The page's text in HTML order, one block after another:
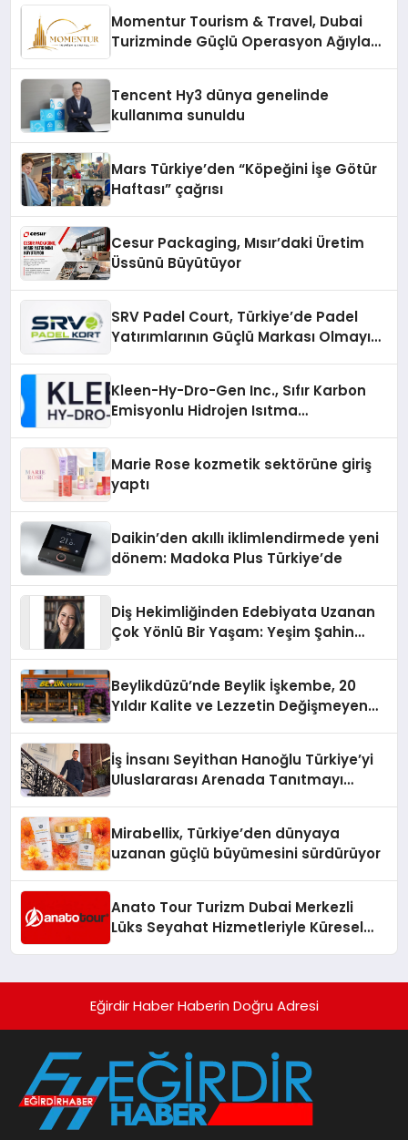
Momentur Tourism & Travel, Dubai
Turizminde Güçlü Operasyon Ağıyla
Tencent Hy3 dünya genelinde
kullanıma sunuldu
Mars Türkiye’den “Köpeğini İşe Götür
Haftası” çağrısı
Cesur Packaging, Mısır’daki Üretim
Üssünü Büyütüyor
SRV Padel Court, Türkiye’de Padel
Yatırımlarının Güçlü Markası Olmayı
Kleen-Hy-Dro-Gen Inc., Sıfır Karbon
Emisyonlu Hidrojen Isıtma
Marie Rose kozmetik sektörüne giriş
yaptı
Daikin’den akıllı iklimlendirmede yeni
dönem: Madoka Plus Türkiye’de
Diş Hekimliğinden Edebiyata Uzanan
Çok Yönlü Bir Yaşam: Yeşim Şahin
Beylikdüzü’nde Beylik İşkembe, 20
Yıldır Kalite ve Lezzetin Değişmeyen
İş İnsanı Seyithan Hanoğlu Türkiye’yi
Uluslararası Arenada Tanıtmayı
Mirabellix, Türkiye’den dünyaya
uzanan güçlü büyümesini sürdürüyor
Anato Tour Turizm Dubai Merkezli
Lüks Seyahat Hizmetleriyle Küresel
Eğirdir Haber Haberin Doğru Adresi